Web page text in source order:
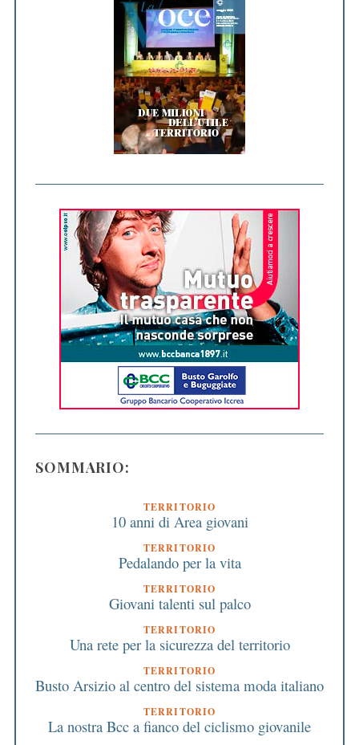
SOMMARIO:
TERRITORIO
10 anni di Area giovani
TERRITORIO
Pedalando per la vita
TERRITORIO
Giovani talenti sul palco
TERRITORIO
Una rete per la sicurezza del territorio
TERRITORIO
Busto Arsizio al centro del sistema moda italiano
TERRITORIO
La nostra Bcc a fianco del ciclismo giovanile